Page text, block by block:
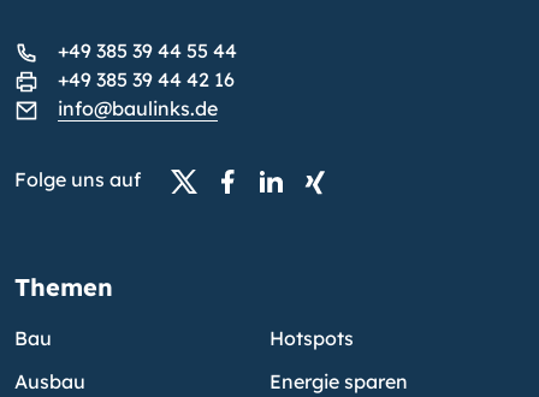
+49 385 39 44 55 44
+49 385 39 44 42 16
info@baulinks.de
Folge uns auf
Themen
Bau
Ausbau
Hotspots
Energie sparen